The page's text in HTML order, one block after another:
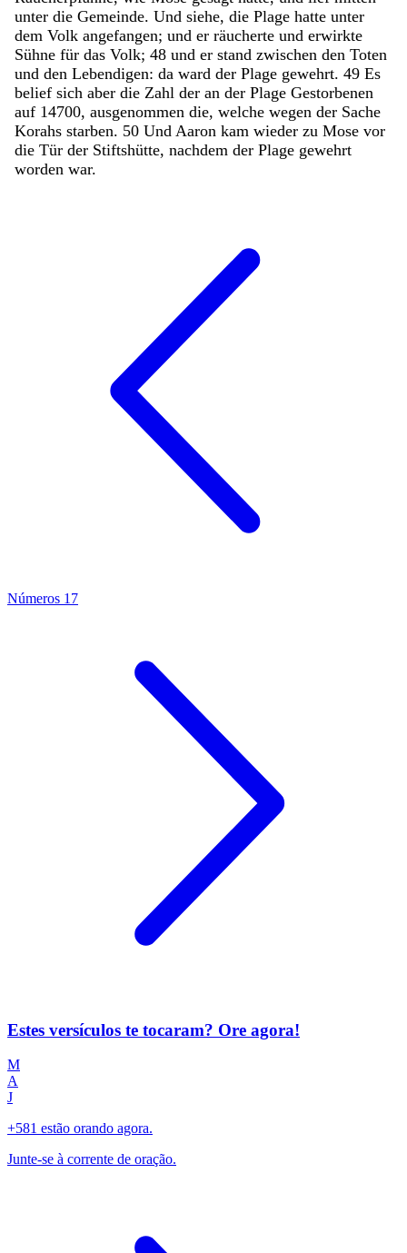
unter die Gemeinde. Und siehe, die Plage hatte unter
dem Volk angefangen; und er räucherte und erwirkte
Sühne für das Volk; 48 und er stand zwischen den Toten
und den Lebendigen: da ward der Plage gewehrt. 49 Es
belief sich aber die Zahl der an der Plage Gestorbenen
auf 14700, ausgenommen die, welche wegen der Sache
Korahs starben. 50 Und Aaron kam wieder zu Mose vor
die Tür der Stiftshütte, nachdem der Plage gewehrt
worden war.
Números 17
Estes versículos te tocaram? Ore agora!
M
A
J
+581 estão orando agora.
Junte-se à corrente de oração.